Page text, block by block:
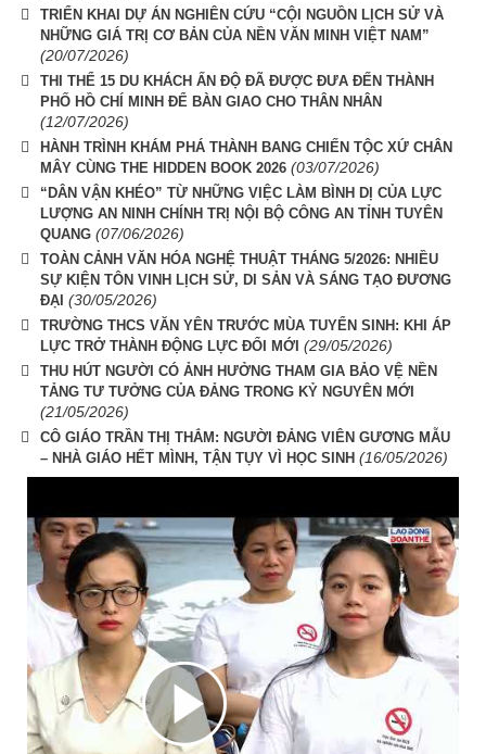
TRIỂN KHAI DỰ ÁN NGHIÊN CỨU “CỘI NGUỒN LỊCH SỬ VÀ
NHỮNG GIÁ TRỊ CƠ BẢN CỦA NỀN VĂN MINH VIỆT NAM”
(20/07/2026)
THI THỂ 15 DU KHÁCH ẤN ĐỘ ĐÃ ĐƯỢC ĐƯA ĐẾN THÀNH
PHỐ HỒ CHÍ MINH ĐỂ BÀN GIAO CHO THÂN NHÂN
(12/07/2026)
HÀNH TRÌNH KHÁM PHÁ THÀNH BANG CHIẾN TỘC XỨ CHÂN
MÂY CÙNG THE HIDDEN BOOK 2026 (03/07/2026)
“DÂN VẬN KHÉO” TỪ NHỮNG VIỆC LÀM BÌNH DỊ CỦA LỰC
LƯỢNG AN NINH CHÍNH TRỊ NỘI BỘ CÔNG AN TỈNH TUYÊN
QUANG (07/06/2026)
TOÀN CẢNH VĂN HÓA NGHỆ THUẬT THÁNG 5/2026: NHIỀU
SỰ KIỆN TÔN VINH LỊCH SỬ, DI SẢN VÀ SÁNG TẠO ĐƯƠNG
ĐẠI (30/05/2026)
TRƯỜNG THCS VĂN YÊN TRƯỚC MÙA TUYỂN SINH: KHI ÁP
LỰC TRỞ THÀNH ĐỘNG LỰC ĐỔI MỚI (29/05/2026)
THU HÚT NGƯỜI CÓ ẢNH HƯỞNG THAM GIA BẢO VỆ NỀN
TẢNG TƯ TƯỞNG CỦA ĐẢNG TRONG KỶ NGUYÊN MỚI
(21/05/2026)
CÔ GIÁO TRẦN THỊ THẮM: NGƯỜI ĐẢNG VIÊN GƯƠNG MẪU
– NHÀ GIÁO HẾT MÌNH, TẬN TỤY VÌ HỌC SINH (16/05/2026)